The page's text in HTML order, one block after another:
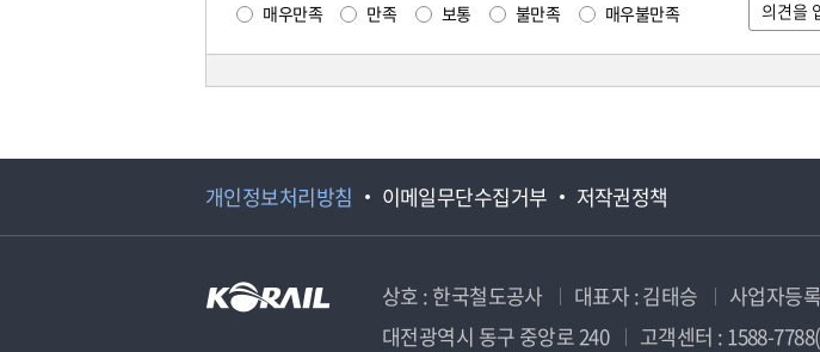
매우만족 만족 보통 불만족 매우불만족
개인정보처리방침 이메일무단수집거부 저작권정책
상호 : 한국철도공사 대표자 : 김태승 사업자등
대전광역시 동구 중앙로 240
고객센터 : 1588-